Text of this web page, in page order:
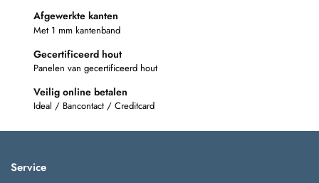
Afgewerkte kanten
Met 1 mm kantenband
Gecertificeerd hout
Panelen van gecertificeerd hout
Veilig online betalen
Ideal / Bancontact / Creditcard
Service